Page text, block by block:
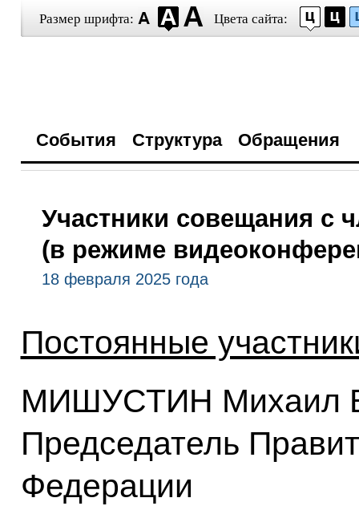
Размер шрифта: Цвета сайта:
События Структура Обращения
Участники совещания с
(в режиме
18 февраля 2025 года
Постоянные
МИШУСТИН Михаил
Председатель
Федерации